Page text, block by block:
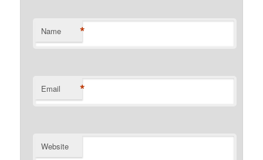
Name *
Email *
Website